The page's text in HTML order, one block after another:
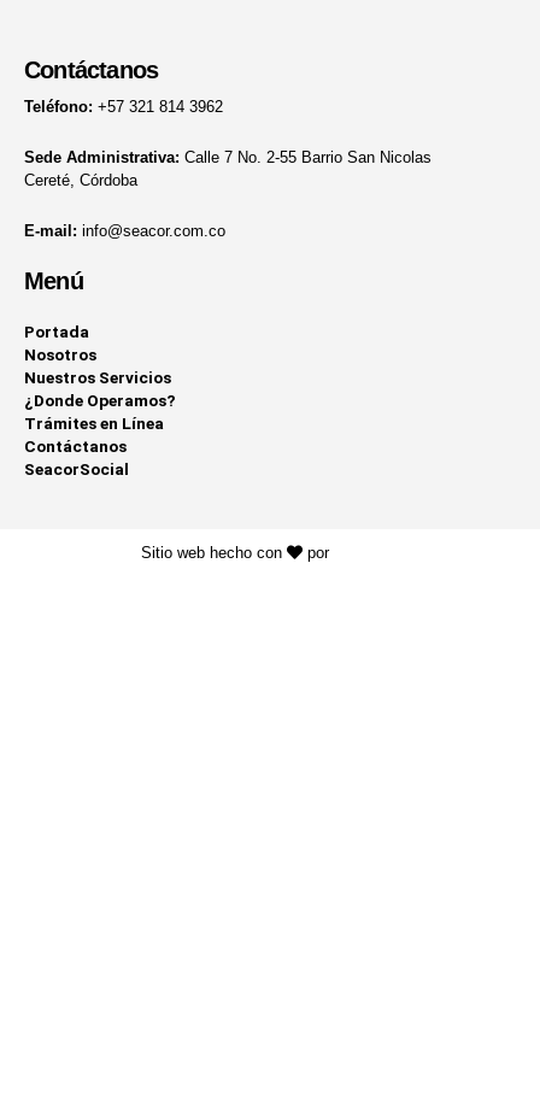
Contáctanos
Teléfono: +57 321 814 3962
Sede Administrativa: Calle 7 No. 2-55 Barrio San Nicolas
Cereté, Córdoba
E-mail: info@seacor.com.co
Menú
Portada
Nosotros
Nuestros Servicios
¿Donde Operamos?
Trámites en Línea
Contáctanos
SeacorSocial
Sitio web hecho con por